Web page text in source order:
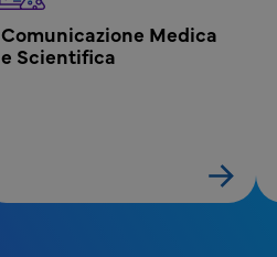
Comunicazione Medica
e Scientifica